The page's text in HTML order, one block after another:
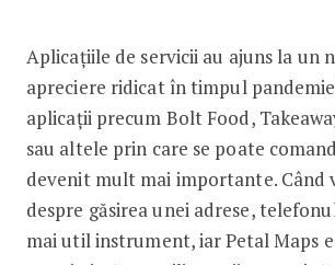
Aplicațiile de servicii au ajuns la un
apreciere ridicat în timpul
aplicații precum Bolt Food,
sau altele prin care se poate
devenit mult mai importante. Când
despre găsirea unei adrese,
mai util instrument, iar Petal Maps